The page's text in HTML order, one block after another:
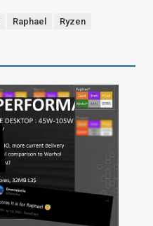
Raphael
Ryzen